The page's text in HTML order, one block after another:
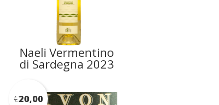
Naeli Vermentino
di Sardegna 2023
€20,00